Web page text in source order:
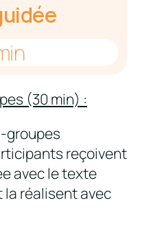
(30 min) :
groupes
reçoivent
avec le texte
la réalisent avec